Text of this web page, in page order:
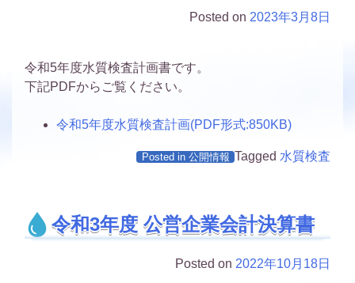
Posted on 2023年3月8日
令和5年度水質検査計画書です。
下記PDFからご覧ください。
令和5年度水質検査計画(PDF形式:850KB)
Posted in 公開情報 Tagged 水質検査
令和3年度 公営企業会計決算書
Posted on 2022年10月18日